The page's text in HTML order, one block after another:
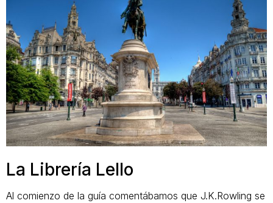
La Librería Lello
Al comienzo de la guía comentábamos que J.K.Rowling se